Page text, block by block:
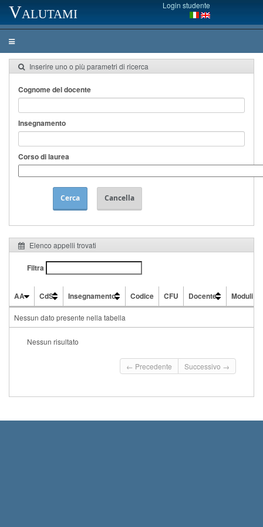
Valutami Login studente
Inserire uno o più parametri di ricerca
Cognome del docente
Insegnamento
Corso di laurea
Cerca Cancella
Elenco appelli trovati
Filtra
AA CdS Insegnamento Codice CFU Docente
Moduli
Nessun dato presente nella tabella
Nessun risultato
← Precedente Successivo →